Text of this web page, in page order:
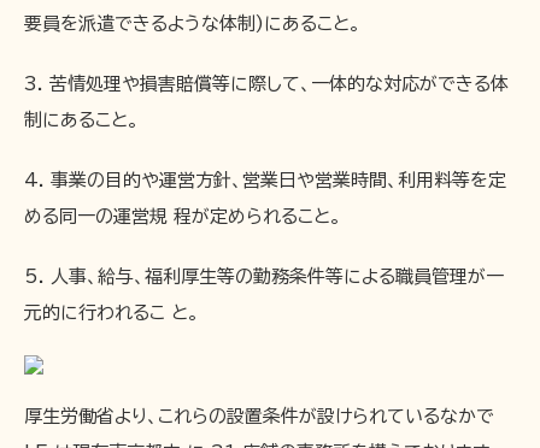
要員を派遣できるような体制)にあること。
3. 苦情処理や損害賠償等に際して、一体的な対応ができる体
制にあること。
4. 事業の目的や運営方針、営業日や営業時間、利用料等を定
める同一の運営規 程が定められること。
5. 人事、給与、福利厚生等の勤務条件等による職員管理が一
元的に行われるこ と。
厚生労働省より、これらの設置条件が設けられているなかで